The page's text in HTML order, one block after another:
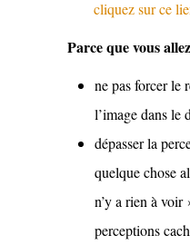
cliquez sur ce
Parce que vous
ne pas forcer le
l’image dans le
dépasser la
quelque chose
n’y a rien à
perceptions